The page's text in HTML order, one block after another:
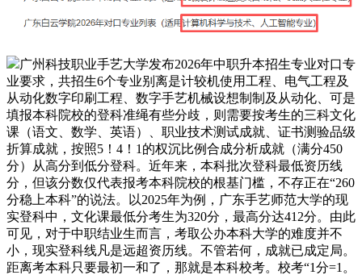
广州科技职业手艺大学发布2026年中职升本招生专业对口专
业要求，共招生6个专业别离是计较机使用工程、电气工程及
从动化数字印刷工程、数字手艺机械设想制制及从动化、可是
填报本科院校的登科准绳有些分歧，则需要按考生的三科文化
课（语文、数学、英语）、职业技术测试成就、证书测验品级
折算成就，按照5！4！1的权沉比例合成分析成就（满分450
分）从高分到低分登科。近年来，本科批次登科最低资历线
分，但该分数仅代表报考本科院校的根基门槛，不存正在“260
分稳上本科”的说法。以2025年为例，广东手艺师范大学的现
实登科中，文化课最低分考生为320分，最高分达412分。由此
可见，对于中职结业生而言，考取公办本科大学的难度并不
小，现实登科线凡是远超资历线。不管若何，成就已成定局。
距离考本科只要最初一和了，那就是本科校考。校考“1分=1。